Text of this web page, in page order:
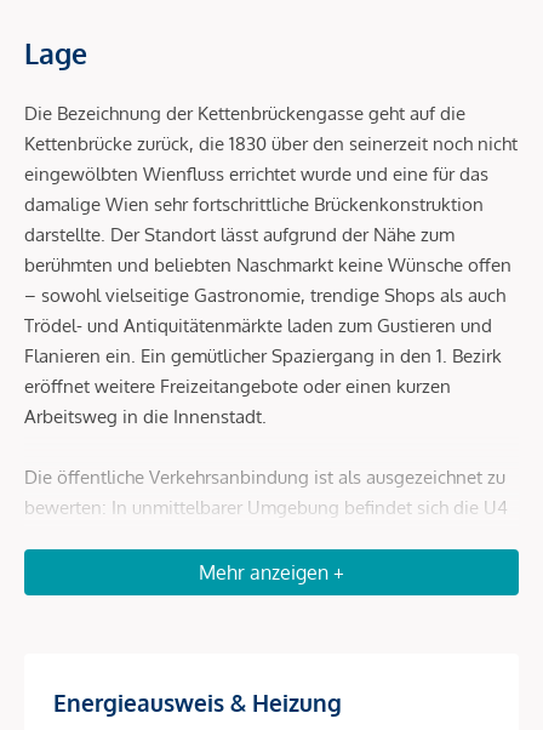
Lage
Die Bezeichnung der Kettenbrückengasse geht auf die
Kettenbrücke zurück, die 1830 über den seinerzeit noch nicht
eingewölbten Wienfluss errichtet wurde und eine für das
damalige Wien sehr fortschrittliche Brückenkonstruktion
darstellte. Der Standort lässt aufgrund der Nähe zum
berühmten und beliebten Naschmarkt keine Wünsche offen
– sowohl vielseitige Gastronomie, trendige Shops als auch
Trödel- und Antiquitätenmärkte laden zum Gustieren und
Flanieren ein. Ein gemütlicher Spaziergang in den 1. Bezirk
eröffnet weitere Freizeitangebote oder einen kurzen
Arbeitsweg in die Innenstadt.
Die öffentliche Verkehrsanbindung ist als ausgezeichnet zu
bewerten: In unmittelbarer Umgebung befindet sich die U4
Pressgasse und Schönbrunner Straße). In ca. 12 Gehminuten
ist die U3 Neubaugasse und somit auch die Mariahilfer
U2 und U4.
Mehr anzeigen +
Energieausweis & Heizung